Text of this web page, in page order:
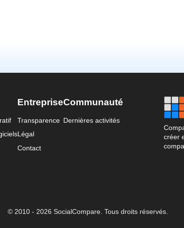
Entreprise
Transparence
Légal
Contact
Communauté
Dernières activités
créer
© 2010 - 2026 SocialCompare. Tous droits réservés.